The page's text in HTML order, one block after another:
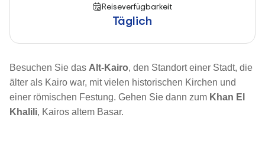
Reiseverfügbarkeit
Täglich
Besuchen Sie das Alt-Kairo, den Standort einer Stadt, die
älter als Kairo war, mit vielen historischen Kirchen und
einer römischen Festung. Gehen Sie dann zum Khan El
Khalili, Kairos altem Basar.